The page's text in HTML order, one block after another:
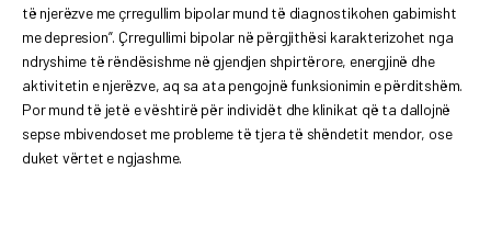
të njerëzve me çrregullim bipolar mund të diagnostikohen gabimisht
me depresion”. Çrregullimi bipolar në përgjithësi karakterizohet nga
ndryshime të rëndësishme në gjendjen shpirtërore, energjinë dhe
aktivitetin e njerëzve, aq sa ata pengojnë funksionimin e përditshëm.
Por mund të jetë e vështirë për individët dhe klinikat që ta dallojnë
sepse mbivendoset me probleme të tjera të shëndetit mendor, ose
duket vërtet e ngjashme.